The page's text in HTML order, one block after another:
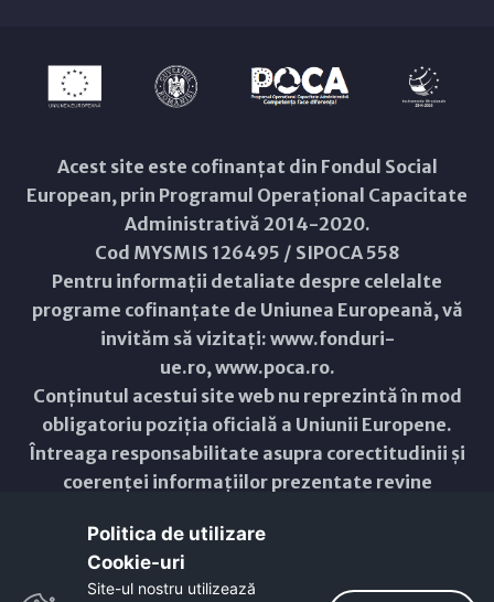
Acest site este cofinanțat din Fondul Social
European, prin Programul Operațional Capacitate
Administrativă 2014-2020.
Cod MYSMIS 126495 / SIPOCA 558
Pentru informații detaliate despre celelalte
programe cofinanțate de Uniunea Europeană, vă
invităm să vizitați: www.fonduri-
ue.ro,www.poca.ro.
Conținutul acestui site web nu reprezintă în mod
obligatoriu poziția oficială a Uniunii Europene.
Întreaga responsabilitate asupra corectitudinii și
coerenței informațiilor prezentate revine
Copyright © 2021 - 2026 -
Politica de utilizare
Cookie-uri‎
Site-ul nostru utilizează